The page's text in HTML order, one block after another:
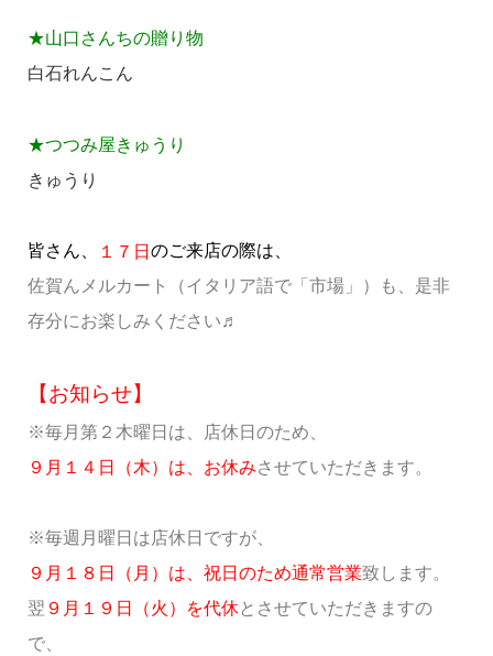
★山口さんちの贈り物
白石れんこん
★つつみ屋きゅうり
きゅうり
皆さん、 １７ 日のご来店の際は、
佐賀んメルカート（イタリア語で「市場」）も、是非
存分にお楽しみください♬
【お知らせ】
※毎月第２木曜日は、店休日のため、
９月１４日（木）は、お休みさせていただきます。
※毎週月曜日は店休日ですが、
９月１８日（月）は、祝日のため通常営業致します。
翌 ９月１９日（火）を代休とさせていただきますの
で、